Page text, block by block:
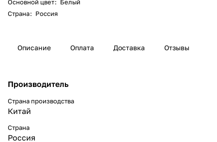
Основной цвет: Белый
Страна: Россия
Описание Оплата Доставка Отзывы
Производитель
Страна производства
Китай
Страна
Россия